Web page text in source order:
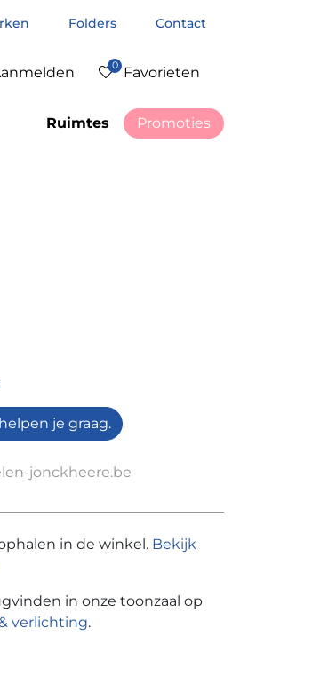
Folders Contact
0 Favorieten
Ruimtes Promoties
je graag.
jonckheere.be
in de winkel. Bekijk
in onze toonzaal op
verlichting.